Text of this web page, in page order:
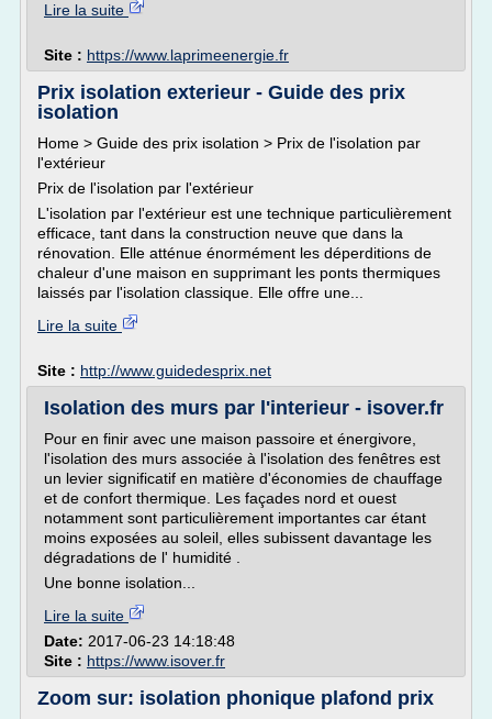
Lire la suite
Site : https://www.laprimeenergie.fr
Prix isolation exterieur - Guide des prix
isolation
Home > Guide des prix isolation > Prix de l'isolation par
l'extérieur
Prix de l'isolation par l'extérieur
L'isolation par l'extérieur est une technique particulièrement
efficace, tant dans la construction neuve que dans la
rénovation. Elle atténue énormément les déperditions de
chaleur d'une maison en supprimant les ponts thermiques
laissés par l'isolation classique. Elle offre une...
Lire la suite
Site : http://www.guidedesprix.net
Isolation des murs par l'interieur - isover.fr
Pour en finir avec une maison passoire et énergivore,
l'isolation des murs associée à l'isolation des fenêtres est
un levier significatif en matière d'économies de chauffage
et de confort thermique. Les façades nord et ouest
notamment sont particulièrement importantes car étant
moins exposées au soleil, elles subissent davantage les
dégradations de l' humidité .
Une bonne isolation...
Lire la suite
Date: 2017-06-23 14:18:48
Site : https://www.isover.fr
Zoom sur: isolation phonique plafond prix